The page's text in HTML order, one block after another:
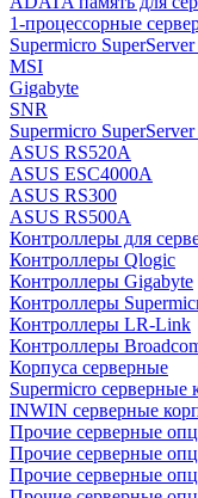
1-процессорные
Supermicro
MSI
Gigabyte
SNR
Supermicro
ASUS RS520A
ASUS ESC4000A
ASUS RS300
ASUS RS500A
Контроллеры для
Контроллеры Qlogic
Контроллеры Gigabyte
Контроллеры
Контроллеры LR-Link
Контроллеры
Корпуса серверные
Supermicro серверные
INWIN серверные
Прочие серверные
Прочие серверные
Прочие серверные